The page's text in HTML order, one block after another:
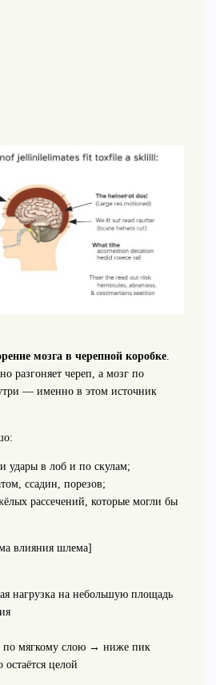
мозга в черепной коробке.
разгоняет череп, а мозг по
— именно в этом источник
удары в лоб и по скулам;
ссадин, порезов;
рассечений, которые могли бы
влияния шлема]
нагрузка на небольшую площадь
по мягкому слою → ниже пик
целой